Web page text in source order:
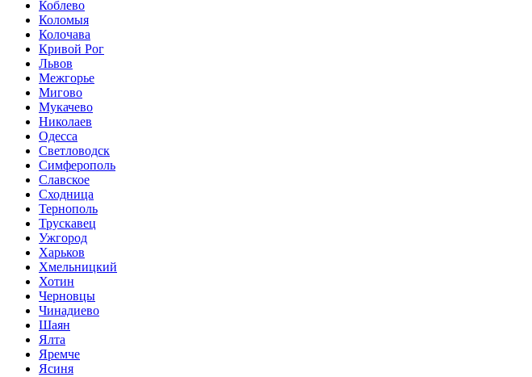
Коблево
Коломыя
Колочава
Кривой Рог
Львов
Межгорье
Мигово
Мукачево
Николаев
Одесса
Светловодск
Симферополь
Славское
Сходница
Тернополь
Трускавец
Ужгород
Харьков
Хмельницкий
Хотин
Черновцы
Чинадиево
Шаян
Ялта
Яремче
Ясиня